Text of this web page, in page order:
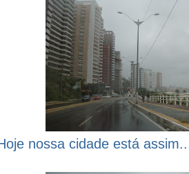
nossa cidade está